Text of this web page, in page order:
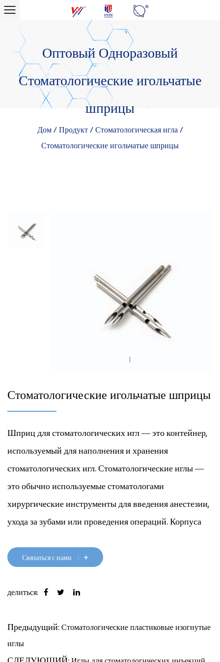
Оптовый Одноразовый
Стоматологические игольчатые
шприцы
Дом/ Продукт/ Стоматологическая игла /
Стоматологические игольчатые шприцы
Стоматологические игольчатые шприцы
Шприц для стоматологических игл — это контейнер,
используемый для наполнения и хранения
стоматологических игл. Стоматологические иглы —
это обычно используемые стоматологами
хирургические инструменты для введения анестезии,
ухода за зубами или проведения операций. Корпуса
жаропрочных и устойчивых к коррозии материалов,
Корпуса стоматологических игл бывают разных
различными типами стоматологических игл. Шприц
обычно имеет отверстие для наполнения и удаления
Связаться с нами +
делиться:
Предыдущий: Стоматологические пластиковые изогнутые
иглы